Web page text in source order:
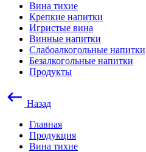
Вина тихие
Крепкие напитки
Игристые вина
Винные напитки
Слабоалкогольные напитки
Безалкогольные напитки
Продукты
Назад
Главная
Продукция
Вина тихие